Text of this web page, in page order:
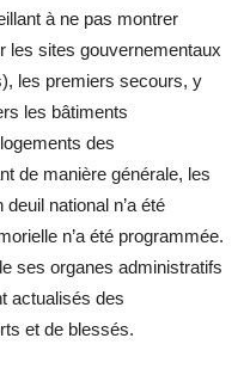
à ne pas montrer
les sites gouvernementaux
les premiers secours, y
les bâtiments
des
de manière générale, les
national n’a été
n’a été programmée.
ses organes administratifs
actualisés des
et de blessés.